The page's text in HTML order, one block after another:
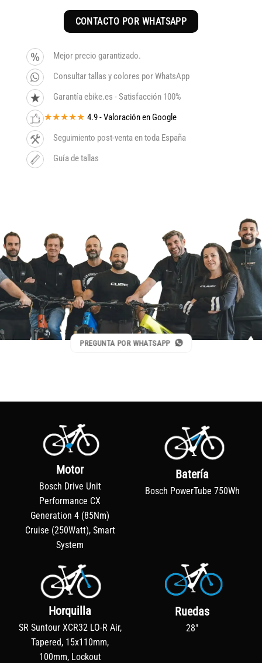
CONTACTO POR WHATSAPP
Mejor precio garantizado.
Consultar tallas y colores por WhatsApp
Garantía ebike.es - Satisfacción 100%
★★★★★ 4.9 - Valoración en Google
Seguimiento post-venta en toda España
Guía de tallas
PREGUNTA POR WHATSAPP
Motor
Bosch Drive Unit
Performance CX
Generation 4 (85Nm)
Cruise (250Watt), Smart
System
Batería
Bosch PowerTube 750Wh
Horquilla
SR Suntour XCR32 LO-R Air,
Tapered, 15x110mm,
100mm, Lockout
Ruedas
28"